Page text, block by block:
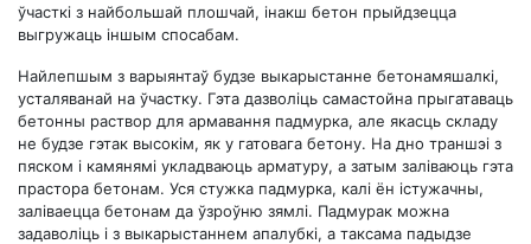
ўчасткі з найбольшай плошчай, інакш бетон прыйдзецца
выгружаць іншым спосабам.
Найлепшым з варыянтаў будзе выкарыстанне бетонамяшалкі,
усталяванай на ўчастку. Гэта дазволіць самастойна прыгатаваць
бетонны раствор для армавання падмурка, але якасць складу
не будзе гэтак высокім, як у гатовага бетону. На дно траншэі з
пяском і камянямі укладваюць арматуру, а затым заліваюць гэта
прастора бетонам. Уся стужка падмурка, калі ён істужачны,
заліваецца бетонам да ўзроўню зямлі. Падмурак можна
задаволіць і з выкарыстаннем апалубкі, а таксама падыдзе